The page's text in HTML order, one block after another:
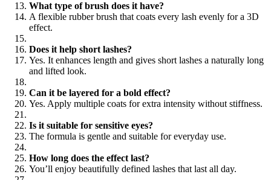
What type of brush does it have?
A flexible rubber brush that coats every lash evenly for a 3D
effect.
Does it help short lashes?
Yes. It enhances length and gives short lashes a naturally long
and lifted look.
Can it be layered for a bold effect?
Yes. Apply multiple coats for extra intensity without stiffness.
Is it suitable for sensitive eyes?
The formula is gentle and suitable for everyday use.
How long does the effect last?
You’ll enjoy beautifully defined lashes that last all day.